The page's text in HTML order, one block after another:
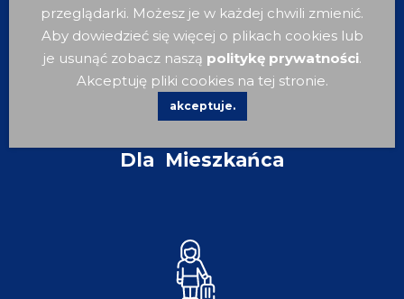
Dla Mieszkańca
przeglądarki. Możesz je w każdej chwili zmienić.
Aby dowiedzieć się więcej o plikach cookies lub
je usunąć zobacz naszą politykę prywatności.
Akceptuję pliki cookies na tej stronie.
akceptuje.